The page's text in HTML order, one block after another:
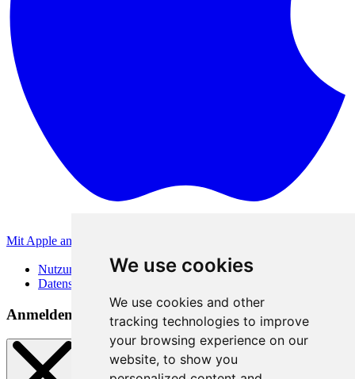
We use cookies
We use cookies and other
tracking technologies to improve
your browsing experience on our
website, to show you
Mit Apple anmelden
Nutzungsbedingungen
Datenschutzerklärung
Anmeldemethoden